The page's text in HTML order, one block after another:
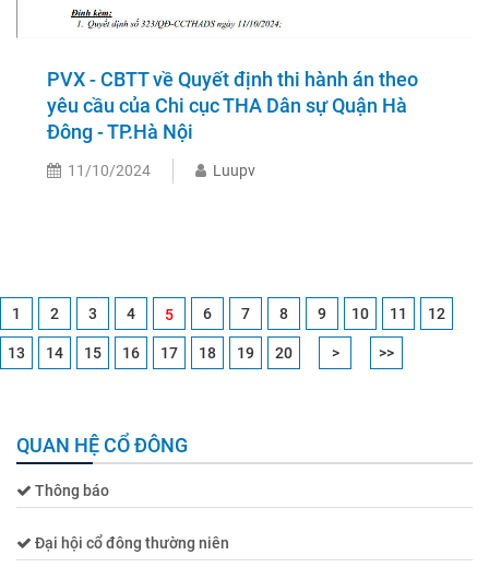
PVX - CBTT về Quyết định thi hành án theo
yêu cầu của Chi cục THA Dân sự Quận Hà
Đông - TP.Hà Nội
11/10/2024 Luupv
1 2 3 4 5 6 7 8 9 10 11 12
13 14 15 16 17 18 19 20 > >>
QUAN HỆ CỔ ĐÔNG
Thông báo
Đại hội cổ đông thường niên